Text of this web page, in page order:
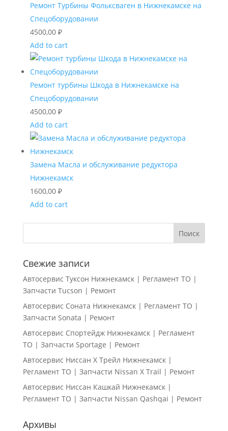
Ремонт Турбины Фольксваген в Нижнекамске на
Спецоборудовании
4500,00 ₽
Add to cart
Ремонт турбины Шкода в Нижнекамске на
Спецоборудовании
4500,00 ₽
Add to cart
Замена Масла и обслуживание редуктора
Нижнекамск
1600,00 ₽
Add to cart
Свежие записи
Автосервис Туксон Нижнекамск | Регламент ТО |
Запчасти Tucson | Ремонт
Автосервис Соната Нижнекамск | Регламент ТО |
Запчасти Sonata | Ремонт
Автосервис Спортейдж Нижнекамск | Регламент
ТО | Запчасти Sportage | Ремонт
Автосервис Ниссан Х Трейл Нижнекамск |
Регламент ТО | Запчасти Nissan X Trail | Ремонт
Автосервис Ниссан Кашкай Нижнекамск |
Регламент ТО | Запчасти Nissan Qashqai | Ремонт
Архивы